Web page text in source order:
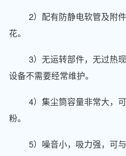
2）配有防静电软管及附件
花。
3）无运转部件，无过热现
设备不需要经常维护。
4）集尘筒容量非常大，可
粉。
5）噪音小，吸力强，可与